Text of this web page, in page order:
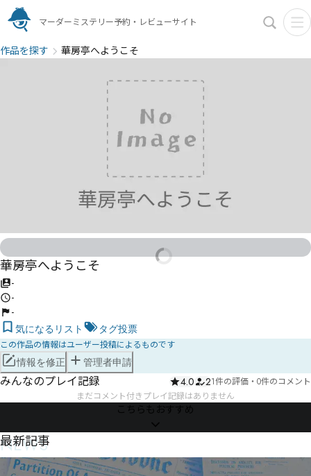
マーダーミステリー予約・レビューサイト
作品を探す 華房亭へようこそ
華房亭へようこそ
-
-
-
気になるリスト タグ投票
この作品の情報はユーザー投稿によるものです
情報を修正 管理者申請
みんなのプレイ記録 4.0 21件の評価 ・ 0件のコメント
まだコメント付きプレイ記録はありません
こちらもおすすめ
NEWS
最新記事